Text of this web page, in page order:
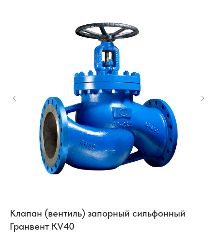
Клапан (вентиль) запорный сильфонный
Гранвент KV40